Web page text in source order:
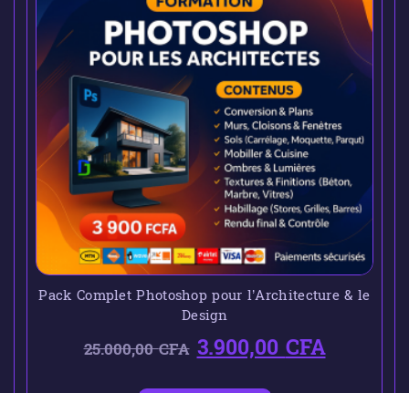
Pack Complet Photoshop pour l’Architecture & le
Design
25.000,00CFA 3.900,00CFA